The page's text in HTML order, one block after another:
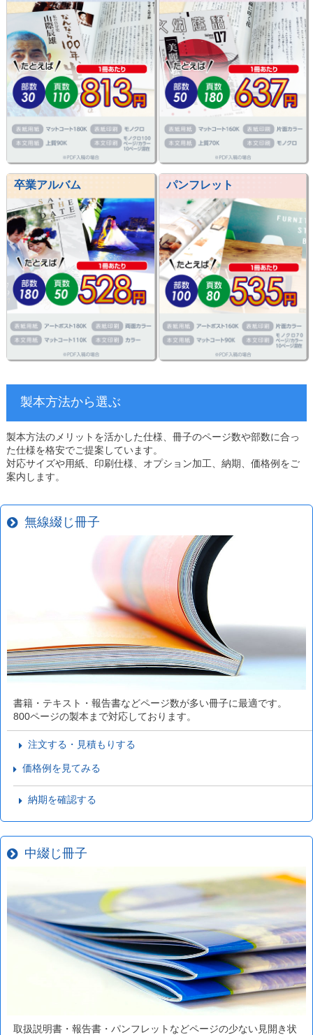
卒業アルバム パンフレット
製本方法から選ぶ
製本方法のメリットを活かした仕様、冊子のページ数や部数に合っ
た仕様を格安でご提案しています。
対応サイズや用紙、印刷仕様、オプション加工、納期、価格例をご
案内します。
無線綴じ冊子
書籍・テキスト・報告書などページ数が多い冊子に最適です。
800ページの製本まで対応しております。
注文する・見積もりする
価格例を見てみる
納期を確認する
中綴じ冊子
取扱説明書・報告書・パンフレットなどページの少ない見開き状